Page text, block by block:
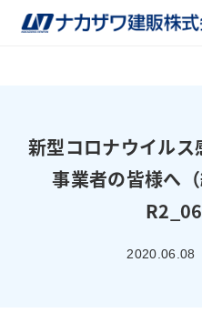
新型コロナウイル
事業者の皆様へ
2020.06.08